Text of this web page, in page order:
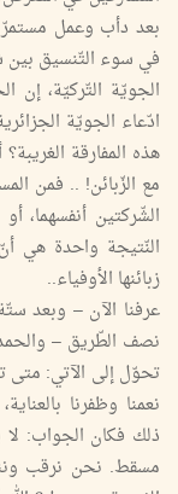
بعد دأب وعمل
في سوء التّنسيق بين
الجويّة التّركيّة،
هذه المفارقة
مع الزّبائن! .. فمن
الشّركتين أنفسهما،
النّتيجة واحدة هي
زبائنها الأوفياء..
عرفنا الآن – وبعد
نصف الطّريق –
تحوّل إلى الآتي: متى
نعمنا وظفرنا
ذلك فكان الجواب: لا
مسقط. نحن نرقب